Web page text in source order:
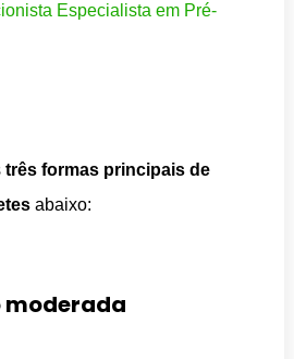
Especialista em Pré-
três formas principais de
abaixo:
moderada